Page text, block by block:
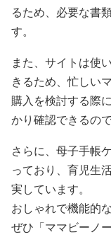
るため、必要な書
す。
また、サイトは使
きるため、忙しい
購入を検討する際
かり確認できるの
さらに、母子手帳
っており、育児生
実しています。
おしゃれで機能的
ぜひ「ママビーノ